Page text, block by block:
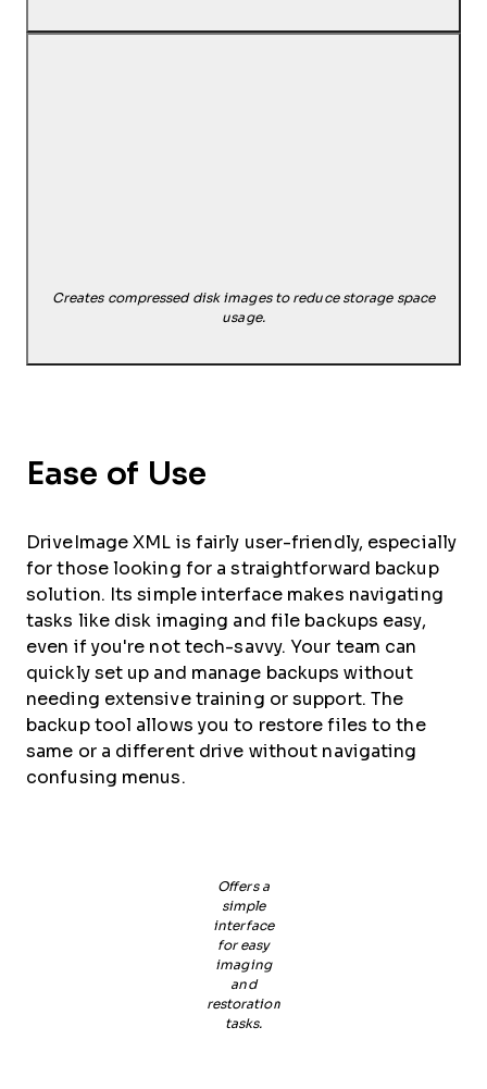
Creates compressed disk images to reduce storage space
usage.
Ease of Use
DriveImage XML is fairly user-friendly, especially
for those looking for a straightforward backup
solution. Its simple interface makes navigating
tasks like disk imaging and file backups easy,
even if you're not tech-savvy. Your team can
quickly set up and manage backups without
needing extensive training or support. The
backup tool allows you to restore files to the
same or a different drive without navigating
confusing menus.
Offers a
simple
interface
for easy
imaging
and
restoration
tasks.